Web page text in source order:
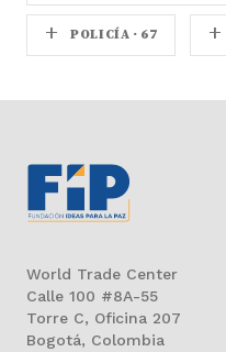
+ POLICÍA · 67 +
World Trade Center
Calle 100 #8A-55
Torre C, Oficina 207
Bogotá, Colombia